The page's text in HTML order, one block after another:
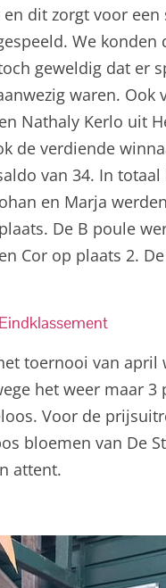
dit zorgt voor
We konden
geweldig dat er
waren. Ook
Nathaly Kerlo uit
de verdiende
van 34. In
en Marja
De B poule
Cor op plaats 2.
toernooi van april
het weer maar
Voor de
bloemen van De
attent.